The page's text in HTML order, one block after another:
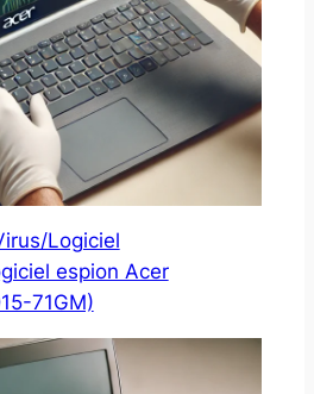
Logiciel
espion Acer
71GM)